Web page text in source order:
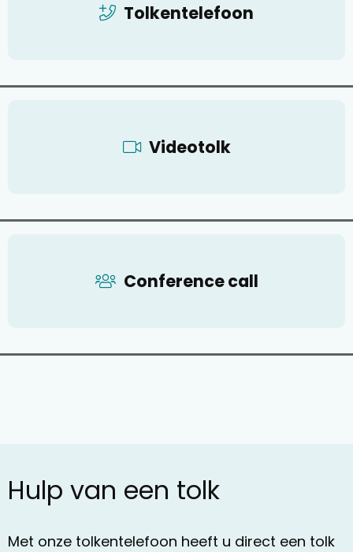
Tolkentelefoon
Videotolk
Conference call
Hulp van een tolk
Met onze tolkentelefoon heeft u direct een tolk